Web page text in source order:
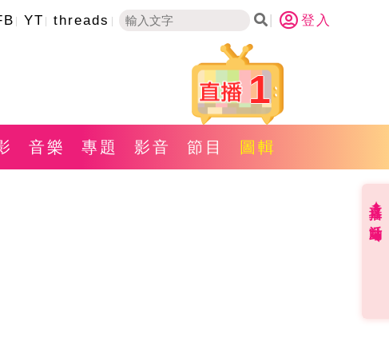
YT threads 登入
1
音樂 專題 影音 節目 圖輯
直播✦活動